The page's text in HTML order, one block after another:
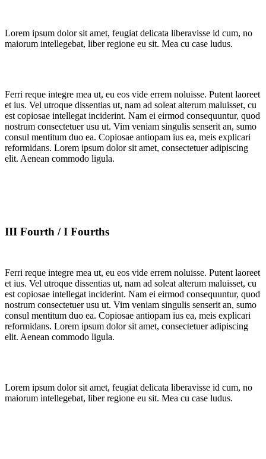
Lorem ipsum dolor sit amet, feugiat delicata liberavisse id cum, no
maiorum intellegebat, liber regione eu sit. Mea cu case ludus.
Ferri reque integre mea ut, eu eos vide errem noluisse. Putent laoreet
et ius. Vel utroque dissentias ut, nam ad soleat alterum maluisset, cu
est copiosae intellegat inciderint. Nam ei eirmod consequuntur, quod
nostrum consectetuer usu ut. Vim veniam singulis senserit an, sumo
consul mentitum duo ea. Copiosae antiopam ius ea, meis explicari
reformidans. Lorem ipsum dolor sit amet, consectetuer adipiscing
elit. Aenean commodo ligula.
III Fourth / I Fourths
Ferri reque integre mea ut, eu eos vide errem noluisse. Putent laoreet
et ius. Vel utroque dissentias ut, nam ad soleat alterum maluisset, cu
est copiosae intellegat inciderint. Nam ei eirmod consequuntur, quod
nostrum consectetuer usu ut. Vim veniam singulis senserit an, sumo
consul mentitum duo ea. Copiosae antiopam ius ea, meis explicari
reformidans. Lorem ipsum dolor sit amet, consectetuer adipiscing
elit. Aenean commodo ligula.
Lorem ipsum dolor sit amet, feugiat delicata liberavisse id cum, no
maiorum intellegebat, liber regione eu sit. Mea cu case ludus.